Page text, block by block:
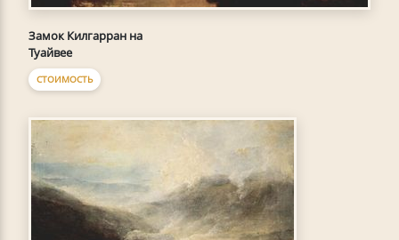
Замок Килгарран на
Туайвее
СТОИМОСТЬ